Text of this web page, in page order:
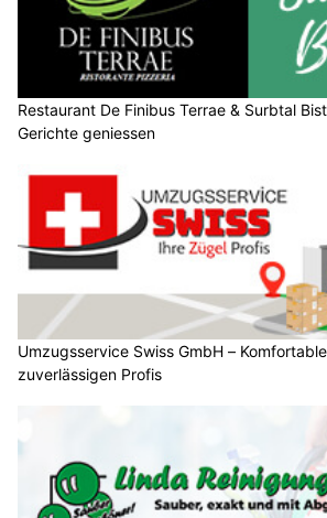
Restaurant De Finibus Terrae & Surbtal
Gerichte geniessen
Umzugsservice Swiss GmbH –
zuverlässigen Profis